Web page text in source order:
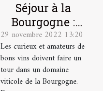
Séjour à la
Bourgogne :
quel domaine
viticole visiter
?
29 novembre 2022 13:20
Les curieux et amateurs de
bons vins doivent faire un
tour dans un domaine
viticole de la Bourgogne.